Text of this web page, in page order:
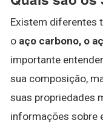
Existem diferentes
o aço carbono, o
importante
sua composição,
suas propriedades
informações sobre